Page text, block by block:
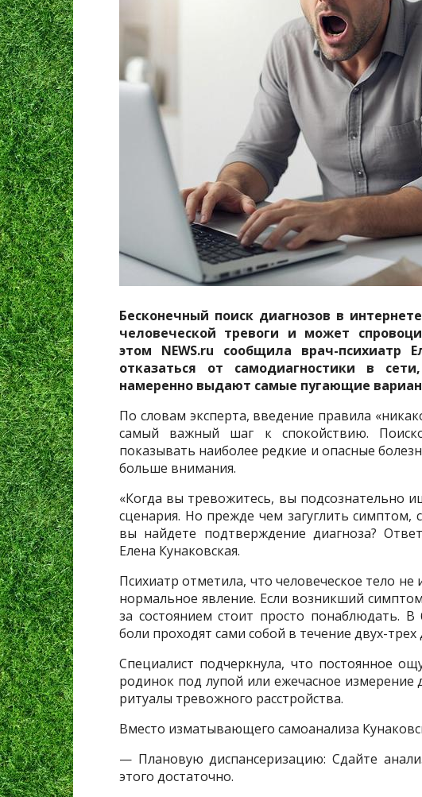
Бесконечный поиск диагнозов в
человеческой тревоги и может
этом NEWS.ru сообщила врач-психиатр
отказаться от самодиагностики в
намеренно выдают самые пугающие
По словам эксперта, введение правила
самый важный шаг к спокойствию.
показывать наиболее редкие и опасные
больше внимания.
«Когда вы тревожитесь, вы подсознательно
сценария. Но прежде чем загуглить симптом,
вы найдете подтверждение диагноза?
Елена Кунаковская.
Психиатр отметила, что человеческое тело
нормальное явление. Если возникший
за состоянием стоит просто понаблюдать.
боли проходят сами собой в течение двух-трех
Специалист подчеркнула, что постоянное
родинок под лупой или ежечасное
ритуалы тревожного расстройства.
Вместо изматывающего самоанализа
— Плановую диспансеризацию: Сдайте
этого достаточно.